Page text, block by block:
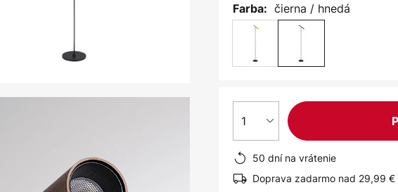
Farba: čierna / hnedá
1
50 dní na vrátenie
Doprava zadarmo nad 29,99 €